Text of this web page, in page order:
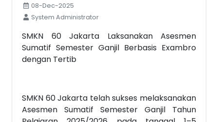
08-Dec-2025
System Administrator
SMKN 60 Jakarta Laksanakan Asesmen
Sumatif Semester Ganjil Berbasis Exambro
dengan Tertib
SMKN 60 Jakarta telah sukses melaksanakan
Asesmen Sumatif Semester Ganjil Tahun